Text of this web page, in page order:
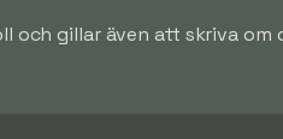
gillar även att skriva om